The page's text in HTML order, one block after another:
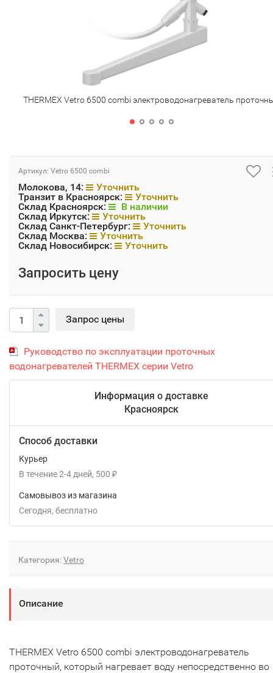
THERMEX Vetro 6500 combi электроводонагреватель
Артикул: Vetro 6500 combi
Молокова, 14:
Уточнить
Транзит в Красноярск:
Уточнить
Склад Красноярск:
В наличии
Склад Иркутск:
Уточнить
Склад Санкт-Петербург:
Уточнить
Склад Москва:
Уточнить
Склад Новосибирск:
Уточнить
Запросить цену
Руководство по эксплуатации проточных
водонагревателей THERMEX серии Vetro
Информация о доставке
Красноярск
Способ доставки
Курьер
В течение2-4 дней 500 ₽
Самовывоз из магазина
Сегодня
Бесплатно
Категория:Vetro
Описание
THERMEX Vetro 6500 combi электроводонагреватель
проточный, который нагревает воду непосредственно во